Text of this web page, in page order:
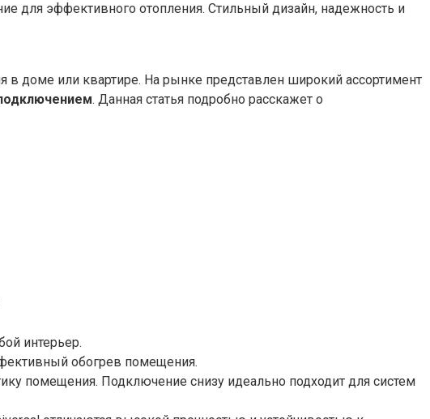
для эффективного отопления. Стильный дизайн, надежность и
доме или квартире. На рынке представлен широкий ассортимент
. Данная статья подробно расскажет о
интерьер.
обогрев помещения.
помещения. Подключение снизу идеально подходит для систем